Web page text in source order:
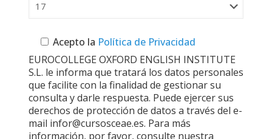
Acepto la Política de Privacidad
EUROCOLLEGE OXFORD ENGLISH INSTITUTE
S.L. le informa que tratará los datos personales
que facilite con la finalidad de gestionar su
consulta y darle respuesta. Puede ejercer sus
derechos de protección de datos a través del e-
mail infor@cursosceae.es. Para más
información, por favor, consulte nuestra